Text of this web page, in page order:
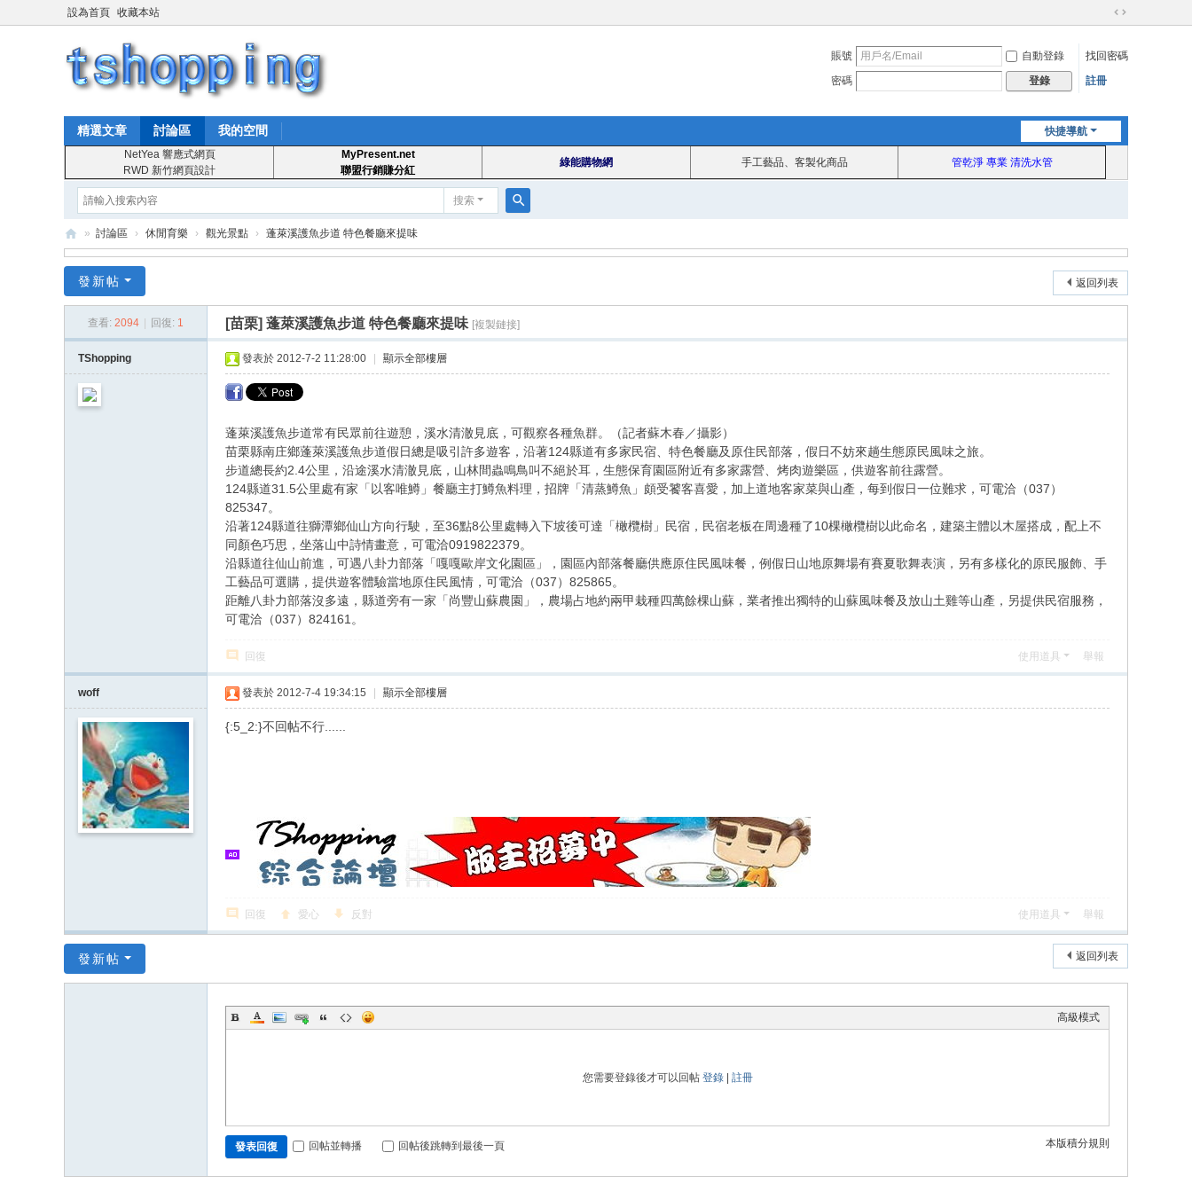
設為首頁 收藏本站
切
到
賬號 自動登錄
找回密碼
密碼
登錄 註冊
快捷導航
精選文章 討論區 我的空間
NetYea 響應式網頁
RWD 新竹網頁設計
MyPresent.net
聯盟行銷賺分紅
綠能購物網 手工藝品、客製化商品 管乾淨 專業 清洗水管
搜索
索
T
ho
pp
» 討論區 › 休閒育樂 › 觀光景點 › 蓬萊溪護魚步道 特色餐廳來提味
返回列表
發新帖
查看: 2094 回復: 1 [苗栗] 蓬萊溪護魚步道 特色餐廳來提味 [複製鏈接]
TShopping 發表於 2012-7-2 11:28:00 顯示全部樓層
蓬萊溪護魚步道常有民眾前往遊憩，溪水清澈見底，可觀察各種魚群。（記者蘇木春／攝影）
苗栗縣南庄鄉蓬萊溪護魚步道假日總是吸引許多遊客，沿著124縣道有多家民宿、特色餐廳及原住民部落，假日不妨來趟生態原民風味之旅。
步道總長約2.4公里，沿途溪水清澈見底，山林間蟲鳴鳥叫不絕於耳，生態保育園區附近有多家露營、烤肉遊樂區，供遊客前往露營。
124縣道31.5公里處有家「以客唯鱒」餐廳主打鱒魚料理，招牌「清蒸鱒魚」頗受饕客喜愛，加上道地客家菜與山產，每到假日一位難求，可電洽（037）
825347。
沿著124縣道往獅潭鄉仙山方向行駛，至36點8公里處轉入下坡後可達「橄欖樹」民宿，民宿老板在周邊種了10棵橄欖樹以此命名，建築主體以木屋搭成，配上不
同顏色巧思，坐落山中詩情畫意，可電洽0919822379。
沿縣道往仙山前進，可遇八卦力部落「嘎嘎歐岸文化園區」，園區內部落餐廳供應原住民風味餐，例假日山地原舞場有賽夏歌舞表演，另有多樣化的原民服飾、手
工藝品可選購，提供遊客體驗當地原住民風情，可電洽（037）825865。
距離八卦力部落沒多遠，縣道旁有一家「尚豐山蘇農園」，農場占地約兩甲栽種四萬餘棵山蘇，業者推出獨特的山蘇風味餐及放山土雞等山產，另提供民宿服務，
可電洽（037）824161。
回復 使用道具 舉報
woff 發表於 2012-7-4 19:34:15 顯示全部樓層
{:5_2:}不回帖不行......
回復 愛心 反對 使用道具 舉報
返回列表
發新帖
高級模式
您需要登錄後才可以回帖 登錄| 註冊
本版積分規則
發表回復 回帖並轉播 回帖後跳轉到最後一頁